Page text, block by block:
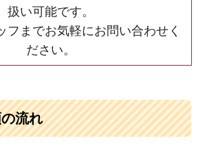
扱い可能です。
フまでお気軽にお問い合わせく
ださい。
流れ